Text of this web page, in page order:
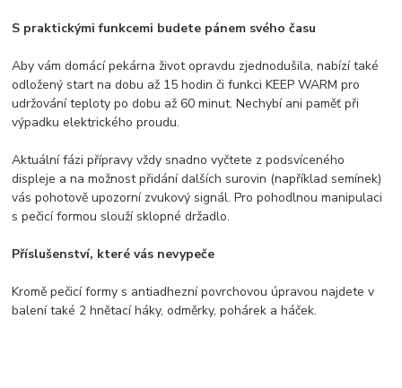
S praktickými funkcemi budete pánem svého času
Aby vám domácí pekárna život opravdu zjednodušila, nabízí také
odložený start na dobu až 15 hodin či funkci KEEP WARM pro
udržování teploty po dobu až 60 minut. Nechybí ani paměť při
výpadku elektrického proudu.
Aktuální fázi přípravy vždy snadno vyčtete z podsvíceného
displeje a na možnost přidání dalších surovin (například semínek)
vás pohotově upozorní zvukový signál. Pro pohodlnou manipulaci
s pečicí formou slouží sklopné držadlo.
Příslušenství, které vás nevypeče
Kromě pečicí formy s antiadhezní povrchovou úpravou najdete v
balení také 2 hnětací háky, odměrky, pohárek a háček.